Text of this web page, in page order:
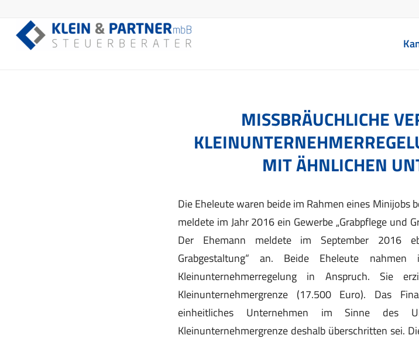
MISSBRÄUCHLICHE
MIT ÄHNLICHEN
Die Eheleute waren beide im Rahmen eines Minijobs
meldete im Jahr 2016 ein Gewerbe „Grabpflege und
Der Ehemann meldete im September 2016
Grabgestaltung“ an. Beide Eheleute
Kleinunternehmerregelung in Anspruch. Sie
Kleinunternehmergrenze (17.500 Euro). Das
einheitliches Unternehmen im Sinne des
Kleinunternehmergrenze deshalb überschritten sei.